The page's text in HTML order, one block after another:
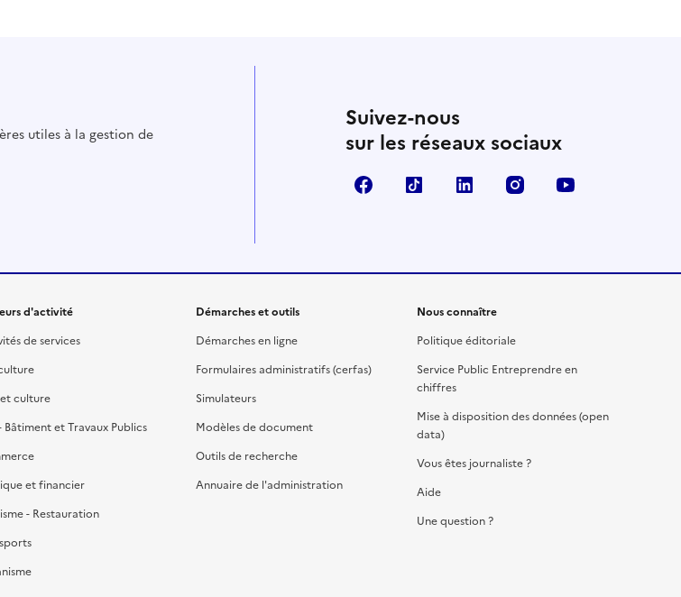
utiles à la gestion de
Suivez-nous
sur les réseaux sociaux
FacebookTikTok Linkedin Instagram
d'activité
de services
culture
Bâtiment et Travaux Publics
et financier
- Restauration
Démarches et outils
Démarches en ligne
Formulaires administratifs (cerfas)
Simulateurs
Modèles de document
Outils de recherche
Annuaire de l'administration
Nous connaître
Politique éditoriale
Service Public Entreprendre en
chiffres
Mise à disposition des données (open
data)
Vous êtes journaliste ?
Aide
Une question ?